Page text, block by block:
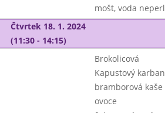
mošt, voda
Čtvrtek 18. 1. 2024
(11:30 - 14:15)
Brokolicová
Kapustový
bramborová kaše
ovoce